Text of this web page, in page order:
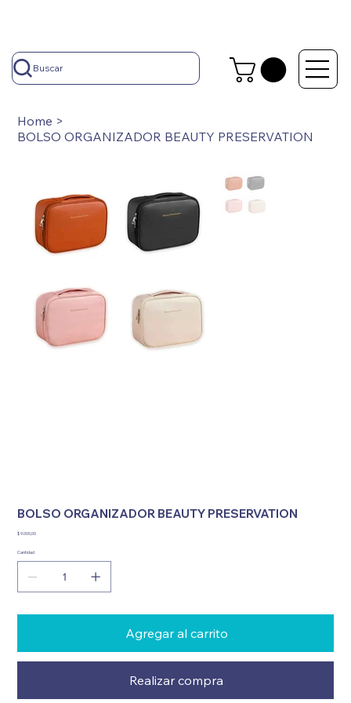
Buscar
Home >
BOLSO ORGANIZADOR BEAUTY PRESERVATION
BOLSO ORGANIZADOR BEAUTY PRESERVATION
Precio
$ 9.000,00
Cantidad
Agregar al carrito
Realizar compra